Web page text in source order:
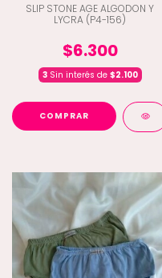
SLIP STONE AGE ALGODON Y
LYCRA (P4-156)
$6.300
3Sin interés de $2.100
COMPRAR